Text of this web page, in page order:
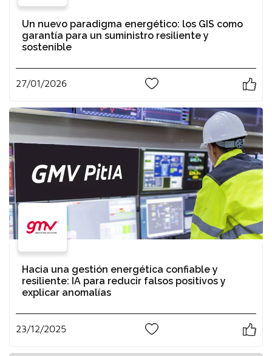
Un nuevo paradigma energético: los GIS como
garantía para un suministro resiliente y
sostenible
27/01/2026
Hacia una gestión energética confiable y
resiliente: IA para reducir falsos positivos y
explicar anomalías
23/12/2025